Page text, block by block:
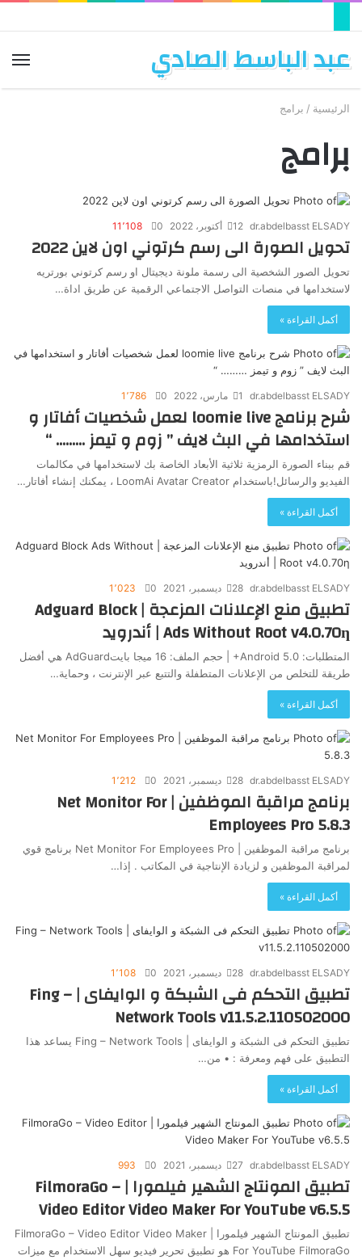
عبد الباسط الصادي
الرئيسية / برامج
برامج
dr.abdelbasst ELSADY 12 أكتوبر، 2022 0 11٬108
تحويل الصورة الى رسم كرتوني اون لاين 2022
تحويل الصور الشخصية الى رسمة ملونة ديجيتال او رسم كرتوني بورتريه
لاستخدامها في منصات التواصل الاجتماعي الرقمية عن طريق اداة…
أكمل القراءة »
dr.abdelbasst ELSADY 1 مارس، 2022 0 1٬786
شرح برنامج loomie live لعمل شخصيات أفاتار و
استخدامها في البث لايف ” زوم و تيمز ……… “
قم ببناء الصورة الرمزية ثلاثية الأبعاد الخاصة بك لاستخدامها في مكالمات
الفيديو والرسائل!باستخدام LoomAi Avatar Creator ، يمكنك إنشاء أفاتار…
أكمل القراءة »
dr.abdelbasst ELSADY 28 ديسمبر، 2021 0 1٬023
تطبيق منع الإعلانات المزعجة | Adguard Block
Ads Without Root v4.0.70ƞ | أندرويد
المتطلبات: Android 5.0+ | حجم الملف: 16 ميجا بايتAdGuard هي أفضل
طريقة للتخلص من الإعلانات المتطفلة والتتبع عبر الإنترنت ، وحماية…
أكمل القراءة »
dr.abdelbasst ELSADY 28 ديسمبر، 2021 0 1٬212
برنامج مراقبة الموظفين | Net Monitor For
Employees Pro 5.8.3
برنامج مراقبة الموظفين | Net Monitor For Employees Pro برنامج قوي
لمراقبة الموظفين و لزيادة الإنتاجية في المكاتب . إذا…
أكمل القراءة »
dr.abdelbasst ELSADY 28 ديسمبر، 2021 0 1٬108
تطبيق التحكم فى الشبكة و الوايفاى | Fing –
Network Tools v11.5.2.110502000
تطبيق التحكم فى الشبكة و الوايفاى | Fing – Network Tools يساعد هذا
التطبيق على فهم ومعرفة : • من…
أكمل القراءة »
dr.abdelbasst ELSADY 27 ديسمبر، 2021 0
993
تطبيق المونتاج الشهير فيلمورا | FilmoraGo –
Video Editor Video Maker For YouTube v6.5.5
تطبيق المونتاج الشهير فيلمورا | FilmoraGo – Video Editor Video Maker
For YouTube FilmoraGo هو تطبيق تحرير فيديو سهل الاستخدام مع ميزات